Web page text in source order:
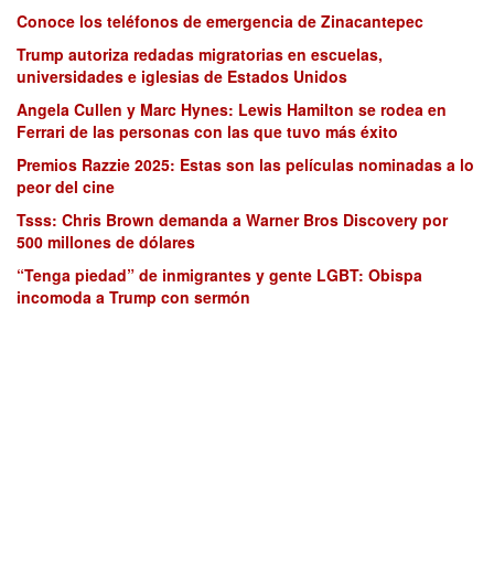
Conoce los teléfonos de emergencia de Zinacantepec
Trump autoriza redadas migratorias en escuelas,
universidades e iglesias de Estados Unidos
Angela Cullen y Marc Hynes: Lewis Hamilton se rodea en
Ferrari de las personas con las que tuvo más éxito
Premios Razzie 2025: Estas son las películas nominadas a lo
peor del cine
Tsss: Chris Brown demanda a Warner Bros Discovery por
500 millones de dólares
“Tenga piedad” de inmigrantes y gente LGBT: Obispa
incomoda a Trump con sermón